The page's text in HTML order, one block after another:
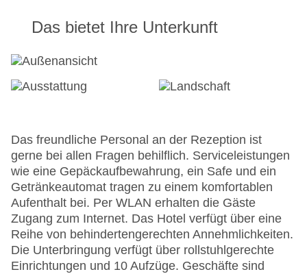
Das bietet Ihre Unterkunft
Das freundliche Personal an der Rezeption ist
gerne bei allen Fragen behilflich. Serviceleistungen
wie eine Gepäckaufbewahrung, ein Safe und ein
Getränkeautomat tragen zu einem komfortablen
Aufenthalt bei. Per WLAN erhalten die Gäste
Zugang zum Internet. Das Hotel verfügt über eine
Reihe von behindertengerechten Annehmlichkeiten.
Die Unterbringung verfügt über rollstuhlgerechte
Einrichtungen und 10 Aufzüge. Geschäfte sind